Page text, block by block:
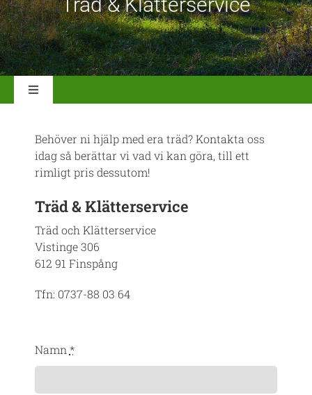
Toggle
Om oss
Våra tjänster
Kontakt
Behöver ni hjälp med era träd? Kontakta oss
idag så berättar vi vad vi kan göra, till ett
rimligt pris dessutom!
Träd & Klätterservice
Träd och Klätterservice
Vistinge 306
612 91 Finspång
Tfn: 0737-88 03 64
Namn*